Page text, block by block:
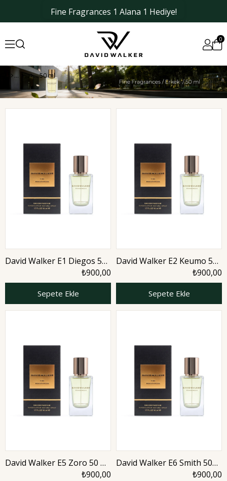
Yeni Üyelere %10 İndirim
0
50 ml
David Walker E1 Diegos 50
ml Erkek Parfüm | Citrus
₺900,00
Sepete Ekle
David Walker E2 Keumo 50
ml Erkek Parfüm | Woody
₺900,00
Sepete Ekle
David Walker E5 Zoro 50 ml
Erkek Parfüm | Woody₺900,00
David Walker E6 Smith 50
ml Erkek Parfüm | Nature
₺900,00